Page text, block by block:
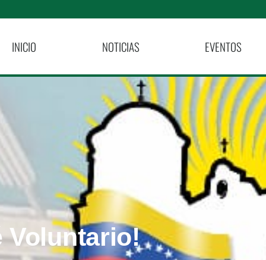
INICIO NOTICIAS EVENTOS
Voluntario!